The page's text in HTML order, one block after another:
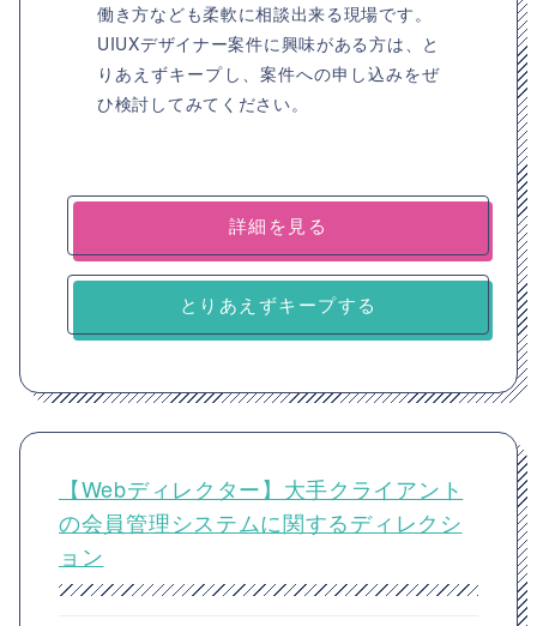
働き方なども柔軟に相談出来る現場です。
UIUXデザイナー案件に興味がある方は、と
りあえずキープし、案件への申し込みをぜ
ひ検討してみてください。
詳細を見る
とりあえずキープする
【Webディレクター】大手クライアント
の会員管理システムに関するディレクシ
ョン